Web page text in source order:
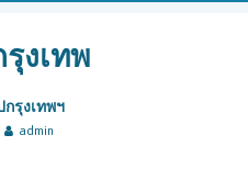
งเทพ
รุงเทพฯ
admin